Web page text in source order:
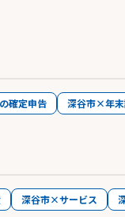
確定申告 深谷市×年
深谷市×サービス